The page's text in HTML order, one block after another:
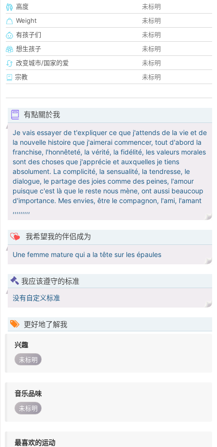
高度
未标明
Weight
未标明
有孩子们
未标明
想生孩子
未标明
改变城市/国家的爱
未标明
宗教
未标明
有點關於我
Je vais essayer de t'expliquer ce que j'attends de la vie et de
la nouvelle histoire que j'aimerai commencer, tout d'abord la
franchise, l'honnêteté, la vérité, la fidélité, les valeurs morales
sont des choses que j'apprécie et auxquelles je tiens
absolument. La complicité, la sensualité, la tendresse, le
dialogue, le partage des joies comme des peines, l'amour
puisque c'est là que le reste nous mène, ont aussi beaucoup
d'importance. Mes envies, être le compagnon, l'ami, l'amant
,,,,,,,,,
我希望我的伴侣成为
Une femme mature qui a la tête sur les épaules
我应该遵守的标准
没有自定义标准
更好地了解我
兴趣
未标明
音乐品味
未标明
最喜欢的运动